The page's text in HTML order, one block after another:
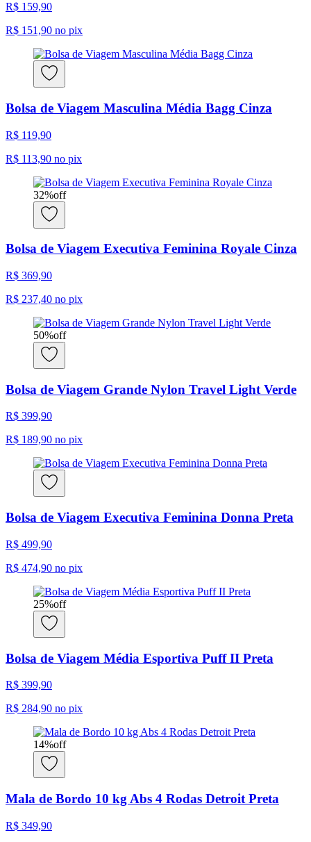
R$ 159,90
R$ 151,90 no pix
Bolsa de Viagem Masculina Média Bagg Cinza
R$ 119,90
R$ 113,90 no pix
32%off
Bolsa de Viagem Executiva Feminina Royale Cinza
R$ 369,90
R$ 237,40 no pix
50%off
Bolsa de Viagem Grande Nylon Travel Light Verde
R$ 399,90
R$ 189,90 no pix
Bolsa de Viagem Executiva Feminina Donna Preta
R$ 499,90
R$ 474,90 no pix
25%off
Bolsa de Viagem Média Esportiva Puff II Preta
R$ 399,90
R$ 284,90 no pix
14%off
Mala de Bordo 10 kg Abs 4 Rodas Detroit Preta
R$ 349,90